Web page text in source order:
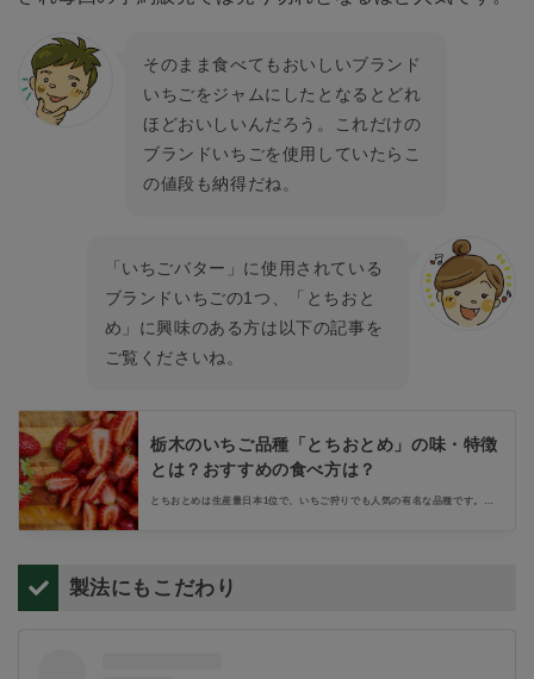
そのまま食べてもおいしいブランド
いちごをジャムにしたとなるとどれ
ほどおいしいんだろう。これだけの
ブランドいちごを使用していたらこ
の値段も納得だね。
「いちごバター」に使用されている
ブランドいちごの1つ、「とちおと
め」に興味のある方は以下の記事を
ご覧くださいね。
栃木のいちご品種「とちおとめ」の味・特徴
とは？おすすめの食べ方は？
とちおとめは生産量日本1位で、いちご狩りでも人気の有名な品種です。今
製法にもこだわり